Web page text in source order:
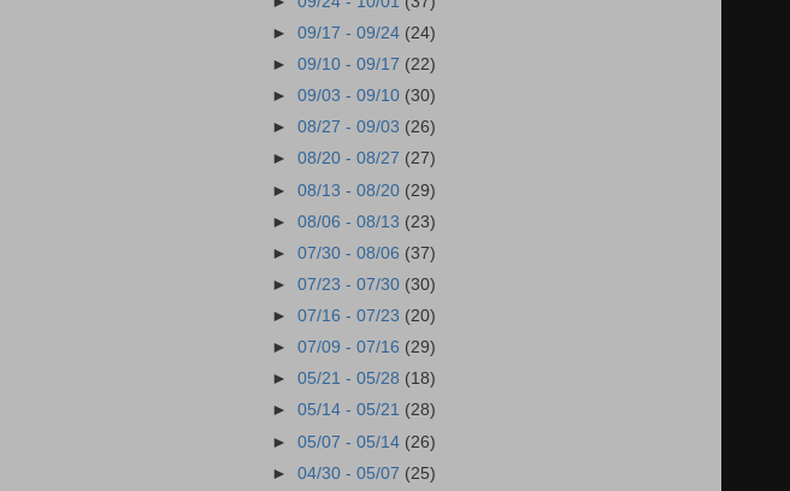
►09/17 - 09/24 (24)
►09/10 - 09/17 (22)
►09/03 - 09/10 (30)
►08/27 - 09/03 (26)
►08/20 - 08/27 (27)
►08/13 - 08/20 (29)
►08/06 - 08/13 (23)
►07/30 - 08/06 (37)
►07/23 - 07/30 (30)
►07/16 - 07/23 (20)
►07/09 - 07/16 (29)
►05/21 - 05/28 (18)
►05/14 - 05/21 (28)
►05/07 - 05/14 (26)
►04/30 - 05/07 (25)